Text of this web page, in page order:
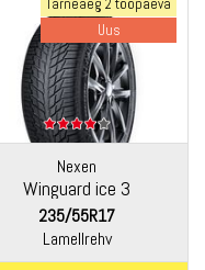
Tarneaeg 2 tööpäeva
Uus
Nexen
Winguard ice 3
235/55R17
Lamellrehv